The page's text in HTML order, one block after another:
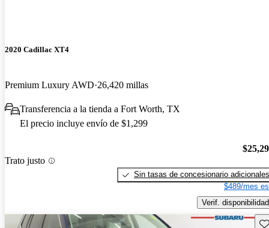
2020 Cadillac XT4
Premium Luxury AWD 26,420 millas
Transferencia a la tienda a Fort Worth, TX
El precio incluye envío de $1,299
Trato justo
Sin tasas de concesionario adicionales
$489/mes
Verif. disponibilidad